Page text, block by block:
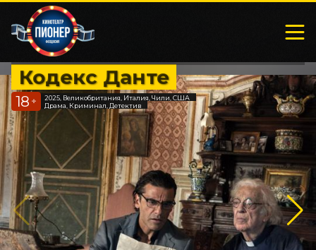
Кодекс Данте
18 +
2025, Великобритания, Италия, Чили, США
Драма, Криминал, Детектив